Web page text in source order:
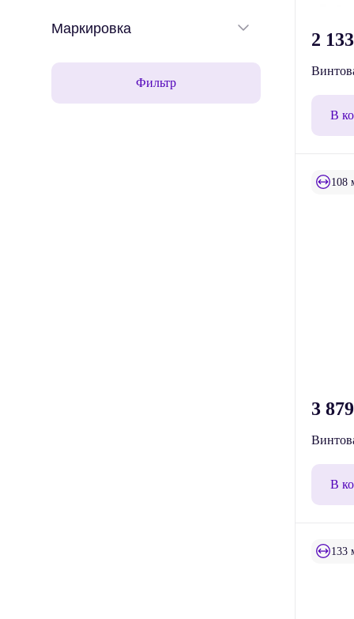
Маркировка
Фильтр
2 133
В
108
3 879
В
133